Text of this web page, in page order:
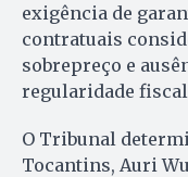
exigência de
contratuais
sobrepreço e
regularidade
O Tribunal
Tocantins, Auri